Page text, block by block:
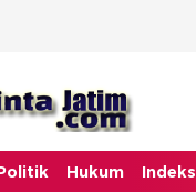
Hukum Indeks